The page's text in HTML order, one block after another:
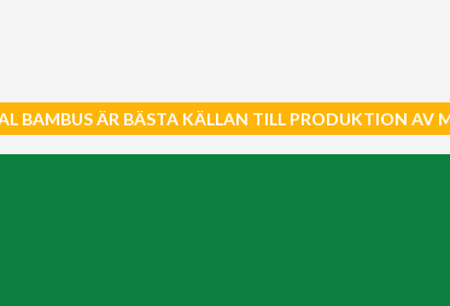
BAMBUS ÄR BÄSTA KÄLLAN TILL PRODUKTION AV